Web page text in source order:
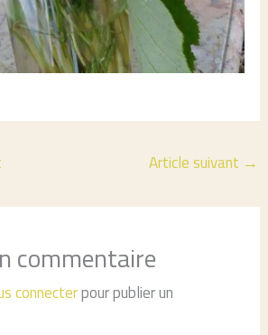
Article suivant →
commentaire
connecterpour publier un